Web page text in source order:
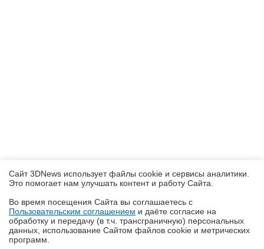
Сайт 3DNews использует файлы cookie и сервисы аналитики.
Это помогает нам улучшать контент и работу Cайта.
Во время посещения Cайта вы соглашаетесь с
Пользовательским соглашением и даёте согласие на
обработку и передачу (в т.ч. трансграничную) персональных
данных, использование Cайтом файлов cookie и метрических
программ.